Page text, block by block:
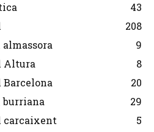
43
208
9
Altura
8
20
29
carcaixent
5